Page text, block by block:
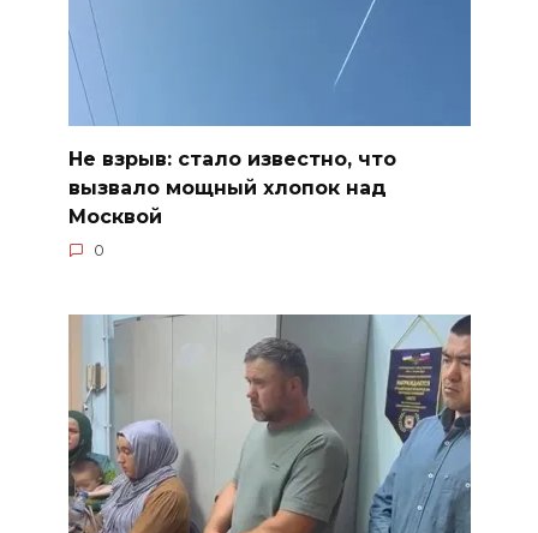
Не взрыв: стало известно, что
вызвало мощный хлопок над
Москвой
0